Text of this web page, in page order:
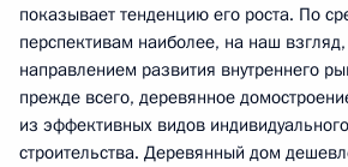
показывает тенденцию его роста. По
перспективам наиболее, на наш
направлением развития внутреннего
прежде всего, деревянное
из эффективных видов
строительства. Деревянный дом